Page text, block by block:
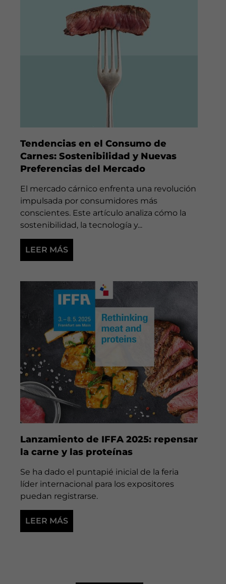
Tendencias en el Consumo de
Carnes: Sostenibilidad y Nuevas
Preferencias del Mercado
El mercado cárnico enfrenta una revolución
impulsada por consumidores más
conscientes. Este artículo analiza cómo la
sostenibilidad, la tecnología y...
LEER MÁS
Lanzamiento de IFFA 2025: repensar
la carne y las proteínas
Se ha dado el puntapié inicial de la feria
líder internacional para los expositores
puedan registrarse.
LEER MÁS